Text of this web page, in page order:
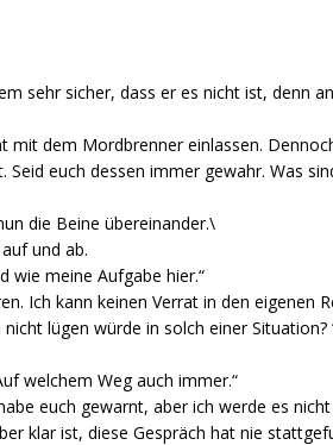
sehr sicher, dass er es nicht ist, denn
dem Mordbrenner einlassen.
euch dessen immer gewahr. Was
die Beine übereinander.\
und ab.
wie meine Aufgabe hier.“
Ich kann keinen Verrat in den eigenen
lügen würde in solch einer Situation?
welchem Weg auch immer.“
euch gewarnt, aber ich werde es
klar ist, diese Gespräch hat nie